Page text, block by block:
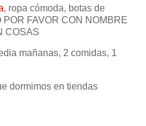
, ropa cómoda, botas de
FAVOR CON NOMBRE
COSAS
mañanas, 2 comidas, 1
dormimos en tiendas